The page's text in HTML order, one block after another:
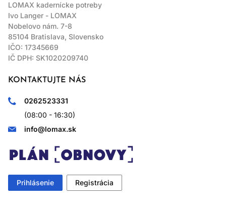
LOMAX kadernícke potreby
Ivo Langer - LOMAX
Nobelovo nám. 7-8
85104 Bratislava, Slovensko
IČO: 17345669
IČ DPH: SK1020209740
KONTAKTUJTE NÁS
0262523331
(08:00 - 16:30)
info@lomax.sk
Prihlásenie Registrácia